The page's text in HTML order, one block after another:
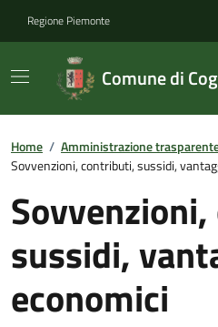
Regione Piemonte
Comune di
Home / Amministrazione
Sovvenzioni, contributi, sussidi,
sussidi,
economici